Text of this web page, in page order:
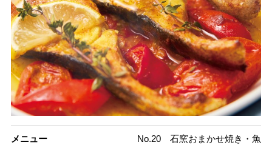
メニュー No.20 石窯おまかせ焼き・魚